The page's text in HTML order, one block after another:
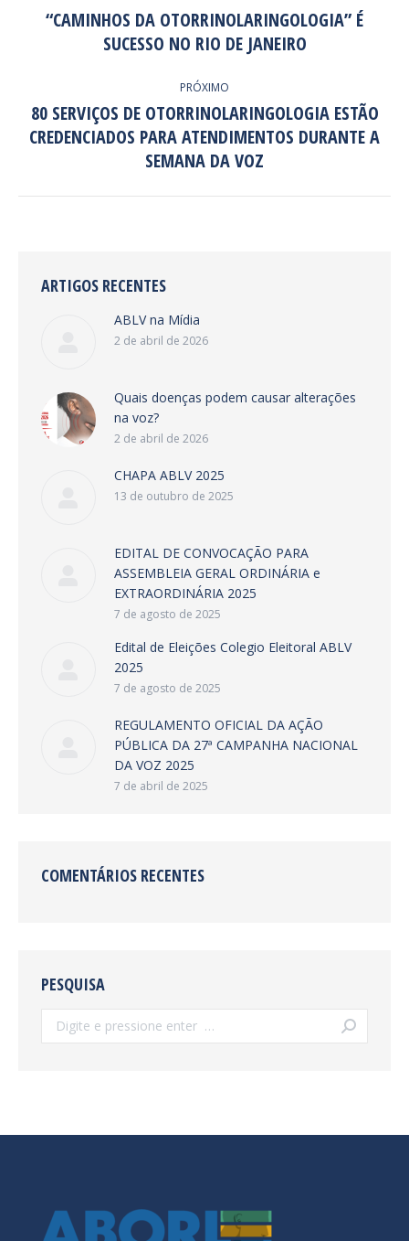
DE
Post
anterior:
“CAMINHOS DA OTORRINOLARINGOLOGIA” É
SUCESSO NO RIO DE JANEIRO
PRÓXIMO
Próximo
post:
80 SERVIÇOS DE OTORRINOLARINGOLOGIA ESTÃO
CREDENCIADOS PARA ATENDIMENTOS DURANTE A
SEMANA DA VOZ
ARTIGOS RECENTES
ABLV na Mídia
2 de abril de 2026
Quais doenças podem causar alterações
na voz?
2 de abril de 2026
CHAPA ABLV 2025
13 de outubro de 2025
EDITAL DE CONVOCAÇÃO PARA
ASSEMBLEIA GERAL ORDINÁRIA e
EXTRAORDINÁRIA 2025
7 de agosto de 2025
Edital de Eleições Colegio Eleitoral ABLV
2025
7 de agosto de 2025
REGULAMENTO OFICIAL DA AÇÃO
PÚBLICA DA 27ª CAMPANHA NACIONAL
DA VOZ 2025
7 de abril de 2025
COMENTÁRIOS RECENTES
PESQUISA
Search: